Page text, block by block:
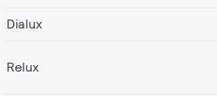
Dialux
Relux